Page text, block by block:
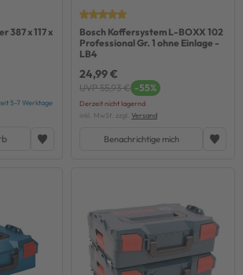
387 x 117 x
5-7 Werktage
Bosch Koffersystem L-BOXX 102
Professional Gr. 1 ohne Einlage -
LB4
24,99 €
UVP 55,93 € -55%
Derzeit nicht lagernd
inkl. MwSt. zzgl. Versand
Benachrichtige mich